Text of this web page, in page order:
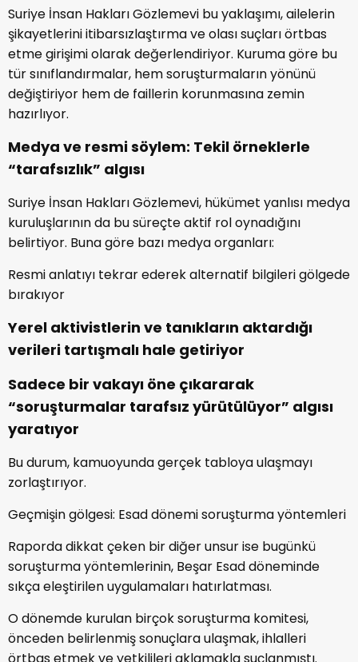
Suriye İnsan Hakları Gözlemevi bu yaklaşımı, ailelerin
şikayetlerini itibarsızlaştırma ve olası suçları örtbas
etme girişimi olarak değerlendiriyor. Kuruma göre bu
tür sınıflandırmalar, hem soruşturmaların yönünü
değiştiriyor hem de faillerin korunmasına zemin
hazırlıyor.
Medya ve resmi söylem: Tekil örneklerle
“tarafsızlık” algısı
Suriye İnsan Hakları Gözlemevi, hükümet yanlısı medya
kuruluşlarının da bu süreçte aktif rol oynadığını
belirtiyor. Buna göre bazı medya organları:
Resmi anlatıyı tekrar ederek alternatif bilgileri gölgede
bırakıyor
Yerel aktivistlerin ve tanıkların aktardığı
verileri tartışmalı hale getiriyor
Sadece bir vakayı öne çıkararak
“soruşturmalar tarafsız yürütülüyor” algısı
yaratıyor
Bu durum, kamuoyunda gerçek tabloya ulaşmayı
zorlaştırıyor.
Geçmişin gölgesi: Esad dönemi soruşturma yöntemleri
Raporda dikkat çeken bir diğer unsur ise bugünkü
soruşturma yöntemlerinin, Beşar Esad döneminde
sıkça eleştirilen uygulamaları hatırlatması.
O dönemde kurulan birçok soruşturma komitesi,
önceden belirlenmiş sonuçlara ulaşmak, ihlalleri